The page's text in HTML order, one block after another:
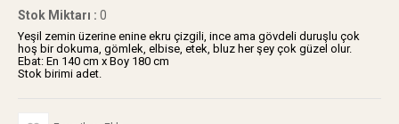
Stok Miktarı : 0
Yeşil zemin üzerine enine ekru çizgili, ince ama gövdeli duruşlu çok
hoş bir dokuma, gömlek, elbise, etek, bluz her şey çok güzel olur.
Ebat: En 140 cm x Boy 180 cm
Stok birimi adet.